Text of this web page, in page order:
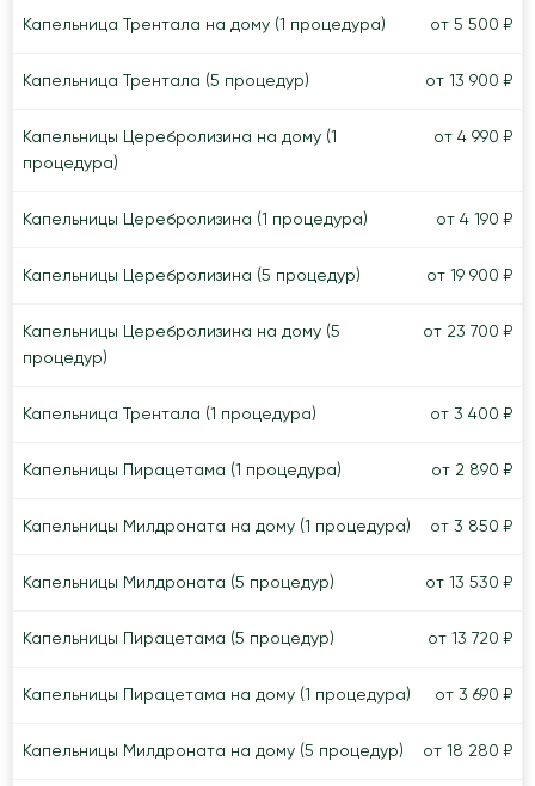
Капельница Трентала на дому (1 процедура) от 5 500 ₽
Капельница Трентала (5 процедур) от 13 900 ₽
Капельницы Церебролизина на дому (1
процедура)
от 4 990 ₽
Капельницы Церебролизина (1 процедура) от 4 190 ₽
Капельницы Церебролизина (5 процедур) от 19 900 ₽
Капельницы Церебролизина на дому (5
процедур)
от 23 700 ₽
Капельница Трентала (1 процедура) от 3 400 ₽
Капельницы Пирацетама (1 процедура) от 2 890 ₽
Капельницы Милдроната на дому (1 процедура) от 3 850 ₽
Капельницы Милдроната (5 процедур) от 13 530 ₽
Капельницы Пирацетама (5 процедур) от 13 720 ₽
Капельницы Пирацетама на дому (1 процедура) от 3 690 ₽
Капельницы Милдроната на дому (5 процедур) от 18 280 ₽